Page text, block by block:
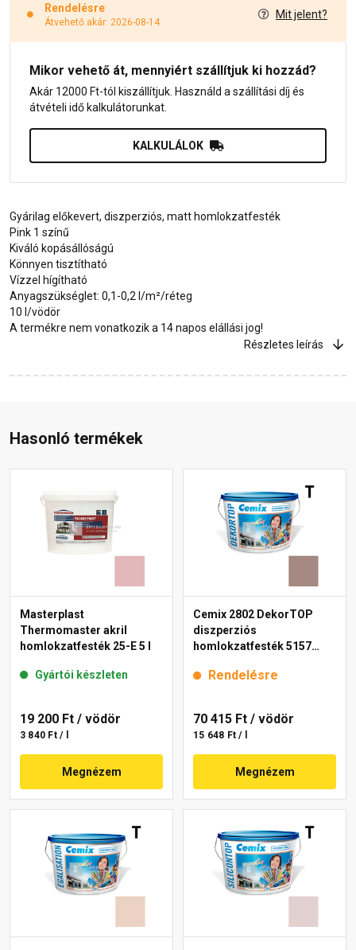
Rendelésre
Átvehető akár: 2026-08-14
Mit jelent?
Mikor vehető át, mennyiért szállítjuk ki hozzád?
Akár 12000 Ft-tól kiszállítjuk. Használd a szállítási díj és
átvételi idő kalkulátorunkat.
KALKULÁLOK
Gyárilag előkevert, diszperziós, matt homlokzatfesték
Pink 1 színű
Kiváló kopásállóságú
Könnyen tisztítható
Vízzel hígítható
Anyagszükséglet: 0,1-0,2 l/m²/réteg
10 l/vödör
A termékre nem vonatkozik a 14 napos elállási jog!
Részletes leírás
Hasonló termékek
Masterplast
Thermomaster akril
homlokzatfesték 25-E 5 l
Gyártói készleten
19 200 Ft / vödör
3 840 Ft / l
Megnézem
Cemix 2802 DekorTOP
diszperziós
homlokzatfesték 5157
Rendelésre
70 415 Ft / vödör
15 648 Ft / l
Megnézem